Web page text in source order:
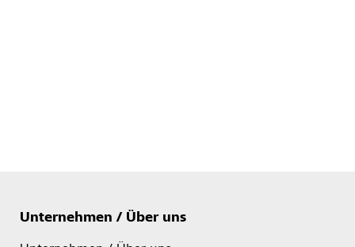
Unternehmen / Über uns